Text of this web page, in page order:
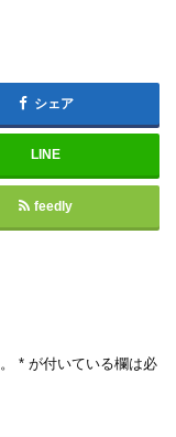
シェア
LINE
feedly
* が付いている欄は必